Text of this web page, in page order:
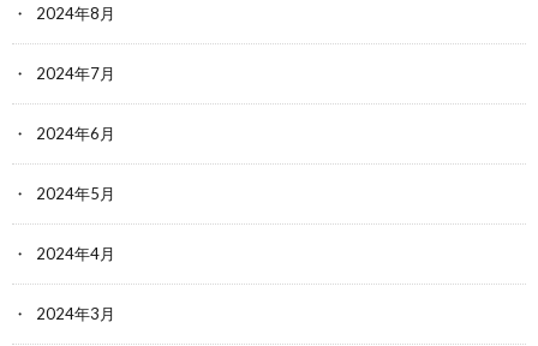
2024年8月
2024年7月
2024年6月
2024年5月
2024年4月
2024年3月